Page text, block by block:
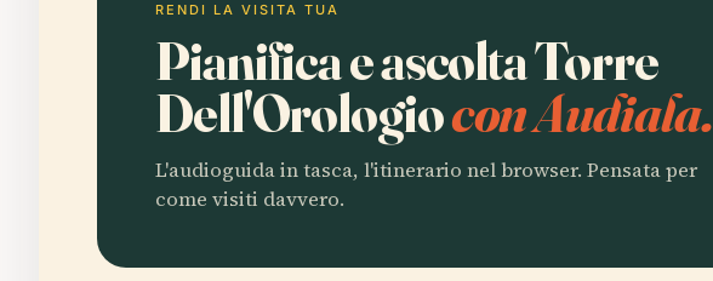
RENDI LA VISITA TUA
Pianifica e ascolta Torre
Dell'Orologiocon Audiala.
L'audioguida in tasca, l'itinerario nel browser. Pensata per
come visiti davvero.